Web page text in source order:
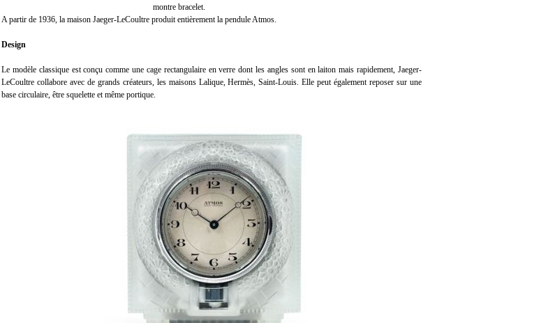
montre bracelet.
A partir de 1936, la maison Jaeger-LeCoultre produit entièrement la pendule Atmos.
Design
Le modèle classique est conçu comme une cage rectangulaire en verre dont les angles sont en laiton mais rapidement, Jaeger-
LeCoultre collabore avec de grands créateurs, les maisons Lalique, Hermès, Saint-Louis. Elle peut également reposer sur une
base circulaire, être squelette et même portique.